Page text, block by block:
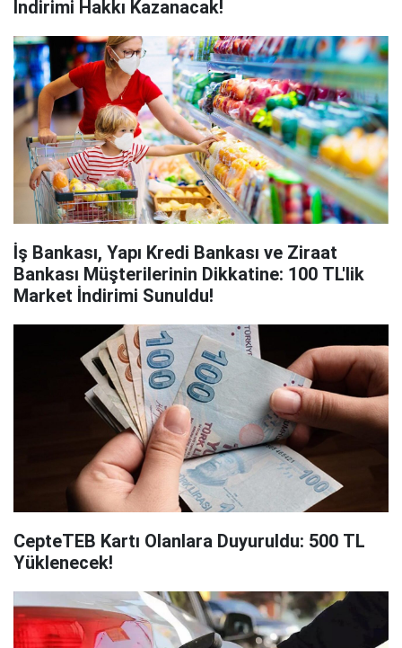
İndirimi Hakkı Kazanacak!
İş Bankası, Yapı Kredi Bankası ve Ziraat
Bankası Müşterilerinin Dikkatine: 100 TL'lik
Market İndirimi Sunuldu!
CepteTEB Kartı Olanlara Duyuruldu: 500 TL
Yüklenecek!